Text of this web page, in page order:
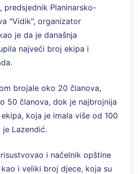
predsjednik Planinarsko-
"Vidik", organizator
je da je današnja
najveći broj ekipa i
brojale oko 20 članova,
50 članova, dok je najbrojnija
koja je imala više od 100
Lazendić.
i načelnik opštine
i veliki broj djece, koja su